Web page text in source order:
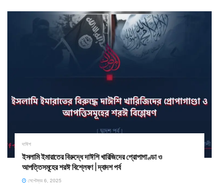
দাঈশ
ইসলামি ইমারাতের বিরুদ্ধে দাঈশি খারিজিদের প্রোপাগাণ্ডা ও
আপত্তিসমূহের শরঈ বিশ্লেষণ | দ্বাদশ পর্ব
সেপ্টেম্বর 6, 2025